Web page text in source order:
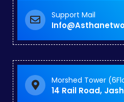
Support Mail
Morshed Tower
14 Rail Road,